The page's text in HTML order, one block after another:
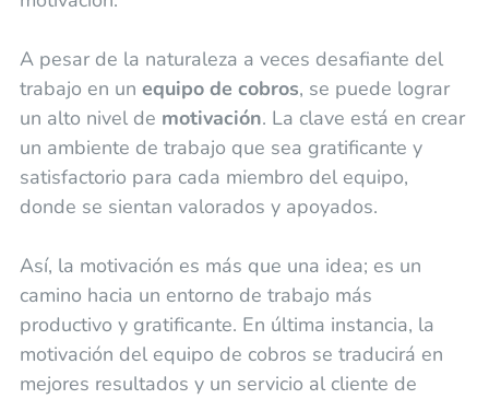
A pesar de la naturaleza a veces desafiante del
trabajo en un equipo de cobros, se puede lograr
un alto nivel de motivación. La clave está en crear
un ambiente de trabajo que sea gratificante y
satisfactorio para cada miembro del equipo,
donde se sientan valorados y apoyados.
Así, la motivación es más que una idea; es un
camino hacia un entorno de trabajo más
productivo y gratificante. En última instancia, la
motivación del equipo de cobros se traducirá en
mejores resultados y un servicio al cliente de